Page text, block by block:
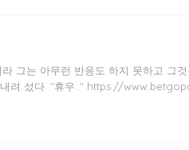
그는 아무런 반응도 하지 못하고 그
내려 섰다. "휴우.." https://